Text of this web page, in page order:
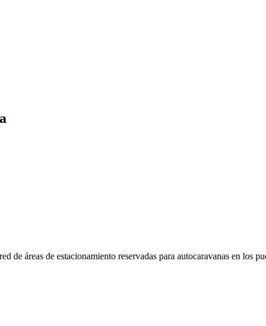
áreas de estacionamiento reservadas para autocaravanas en los